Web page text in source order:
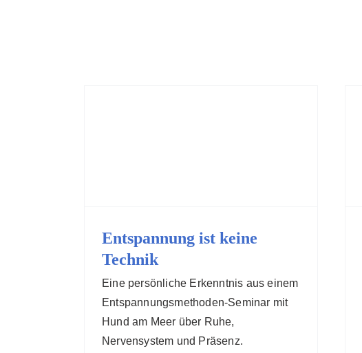
Entspannung ist keine
Technik
Eine persönliche Erkenntnis aus einem
Entspannungsmethoden-Seminar mit
Hund am Meer über Ruhe,
Nervensystem und Präsenz.